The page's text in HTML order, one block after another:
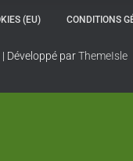
(EU) CONDITIONS
Développé parThemeIsle